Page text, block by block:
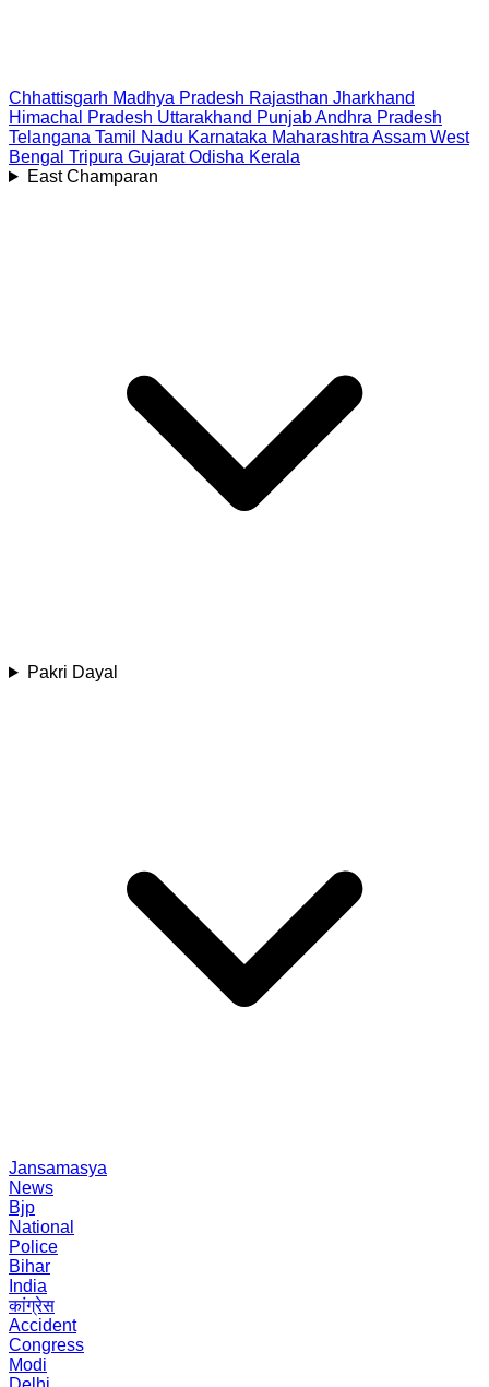
Chhattisgarh Madhya Pradesh Rajasthan Jharkhand
Himachal Pradesh Uttarakhand PunjabAndhra Pradesh
Telangana Tamil Nadu Karnataka Maharashtra Assam West
Bengal Tripura Gujarat Odisha Kerala
East Champaran
Pakri Dayal
Jansamasya
News
Bjp
National
Police
Bihar
India
कांग्रेस
Accident
Congress
Modi